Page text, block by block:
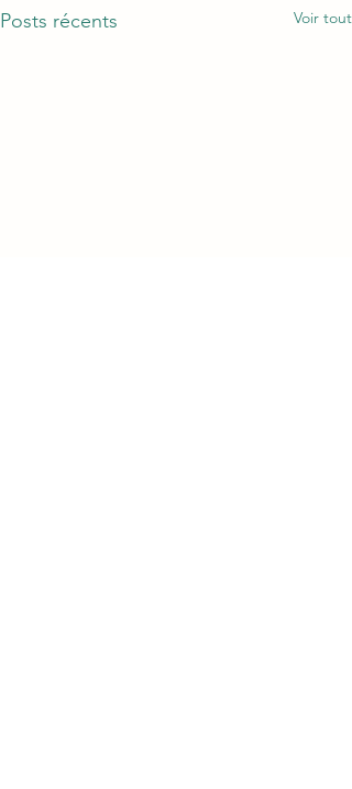
Posts récents Voir tout